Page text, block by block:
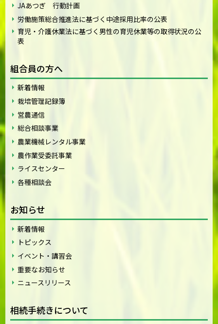
JAあつぎ 行動計画
労働施策総合推進法に基づく中途採用比率の公表
育児・介護休業法に基づく男性の育児休業等の取得状況の公
表
組合員の方へ
新着情報
栽培管理記録簿
営農通信
総合相談事業
農業機械レンタル事業
農作業受委託事業
ライスセンター
各種相談会
お知らせ
新着情報
トピックス
イベント・講習会
重要なお知らせ
ニュースリリース
相続手続きについて